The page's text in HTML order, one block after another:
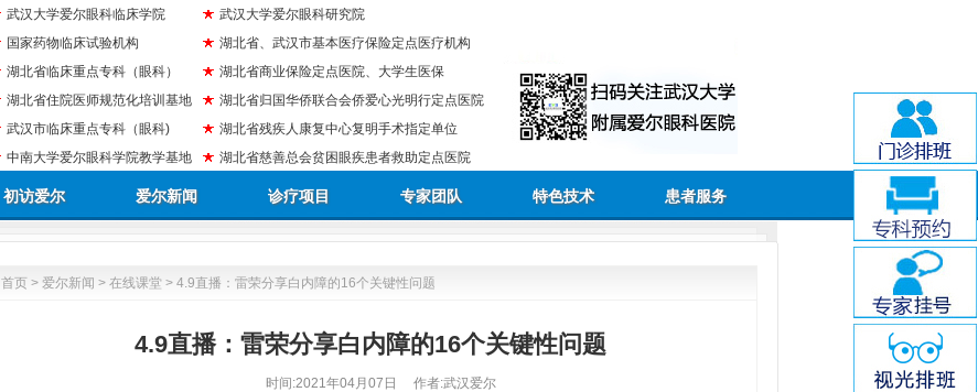
武汉大学爱尔眼科临床学院
国家药物临床试验机构
湖北省临床重点专科（眼科）
湖北省住院医师规范化培训基地
武汉市临床重点专科（眼科)
中南大学爱尔眼科学院教学基地
武汉大学爱尔眼科研究院
湖北省、武汉市基本医疗保险定点医疗机构
湖北省商业保险定点医院、大学生医保
湖北省归国华侨联合会侨爱心光明行定点医院
湖北省残疾人康复中心复明手术指定单位
湖北省慈善总会贫困眼疾患者救助定点医院
初访爱尔 爱尔新闻 诊疗项目 专家团队 特色技术 患者服务
首页 > 爱尔新闻 > 在线课堂 > 4.9直播：雷荣分享白内障的16个关键性问题
4.9直播：雷荣分享白内障的16个关键性问题
时间:2021年04月07日
作者:武汉爱尔